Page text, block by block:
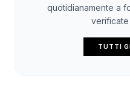
quotidianamente a
verificate
TUTTI